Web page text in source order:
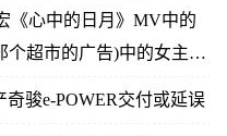
《心中的日月》MV中的
个超市的广告)中的女主角
骏e-POWER交付或延误